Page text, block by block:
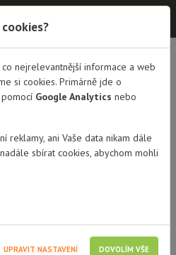
- semináře
nejrelevantnější informace a web
si cookies. Primárně jde o
Google Analytics nebo
reklamy, ani Vaše data nikam dále
sbírat cookies, abychom mohli
UPRAVIT NASTAVENÍ DOVOLÍM VŠE